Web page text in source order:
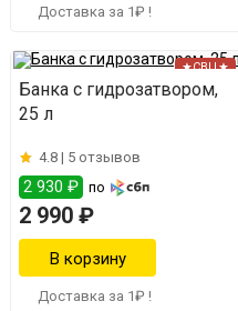
Доставка за 1₽ !
★СВЦ★
Банка с гидрозатвором,
25 л
4.8 | 5 отзывов
2 930 ₽ по
2 990 ₽
Доставка за 1₽ !